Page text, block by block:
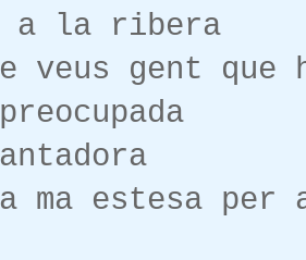
a la ribera
veus gent
ma estesa per